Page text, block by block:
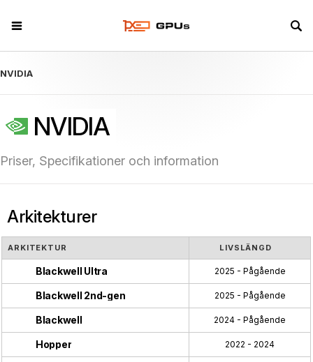
NVIDIA
NVIDIA
Priser, Specifikationer och information
Arkitekturer
ARKITEKTUR LIVSLÄNGD
Blackwell Ultra 2025 - Pågående
Blackwell 2nd-gen 2025 - Pågående
Blackwell 2024 - Pågående
Hopper 2022 - 2024